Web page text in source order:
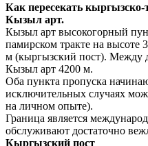
Как пересекать
Кызыл арт.
Кызыл арт высокогорный
памирском тракте на высоте
м (кыргызский пост). Между
Кызыл арт 4200 м.
Оба пункта пропуска
исключительных случаях
на личном опыте).
Граница является
обслуживают достаточно
Кыргызский пост